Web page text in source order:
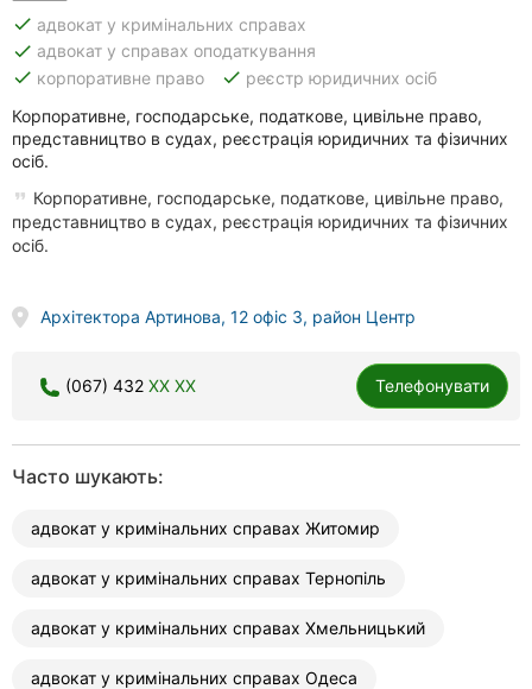
done адвокат у кримінальних справах
done адвокат у справах оподаткування
done корпоративне право done реєстр юридичних осіб
Корпоративне, господарське, податкове, цивільне право,
представництво в судах, реєстрація юридичних та фізичних
осіб.
Корпоративне, господарське, податкове, цивільне право,
представництво в судах, реєстрація юридичних та фізичних
осіб.
Архітектора Артинова, 12 офіс 3, район Центр
(067) 432 XX XX Телефонувати
Часто шукають:
адвокат у кримінальних справах Житомир
адвокат у кримінальних справах Тернопіль
адвокат у кримінальних справах Хмельницький
адвокат у кримінальних справах Одеса